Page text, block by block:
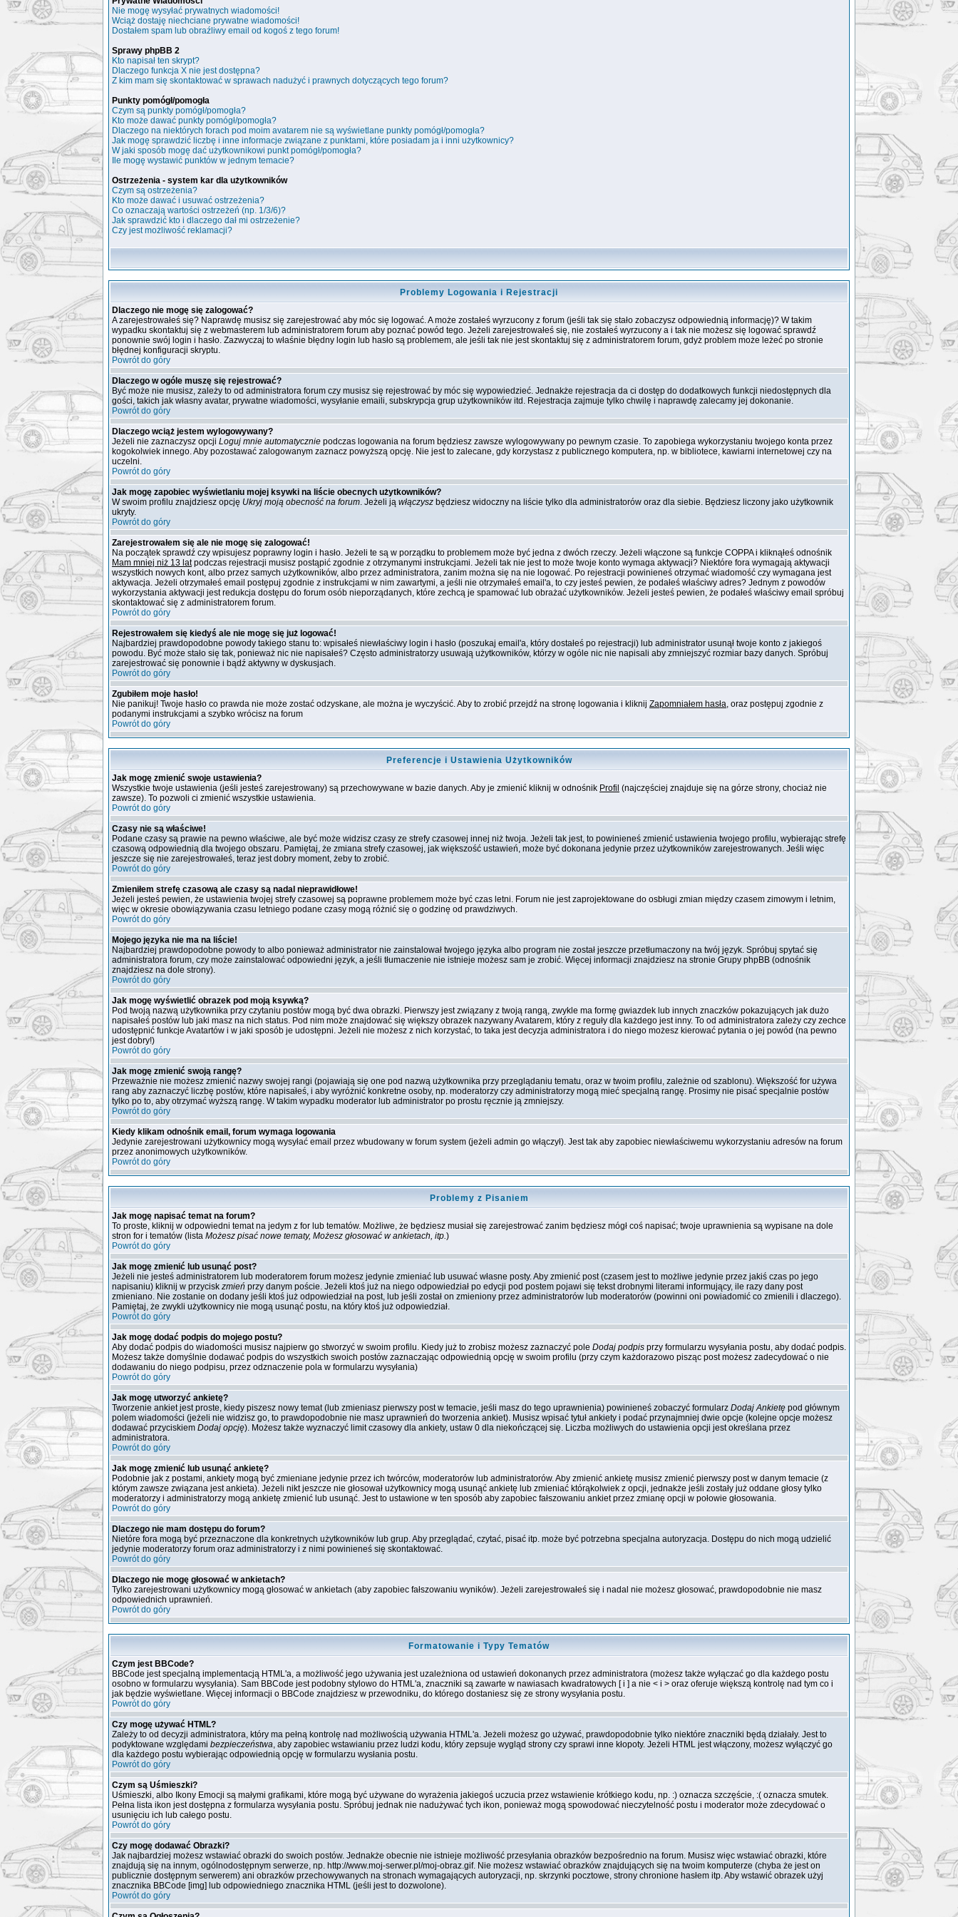
Nie mogę wysyłać prywatnych wiadomości!
Wciąż dostaję niechciane prywatne wiadomości!
Dostałem spam lub obraźliwy email od kogoś z tego forum!
Sprawy phpBB 2
Kto napisał ten skrypt?
Dlaczego funkcja X nie jest dostępna?
Z kim mam się skontaktować w sprawach nadużyć i prawnych dotyczących tego forum?
Punkty pomógł/pomogła
Czym są punkty pomógł/pomogła?
Kto może dawać punkty pomógł/pomogła?
Dlaczego na niektórych forach pod moim avatarem nie są wyświetlane punkty pomógł/pomogła?
Jak mogę sprawdzić liczbę i inne informacje związane z punktami, które posiadam ja i inni użytkownicy?
W jaki sposób mogę dać użytkownikowi punkt pomógł/pomogła?
Ile mogę wystawić punktów w jednym temacie?
Ostrzeżenia - system kar dla użytkowników
Czym są ostrzeżenia?
Kto może dawać i usuwać ostrzeżenia?
Co oznaczają wartości ostrzeżeń (np. 1/3/6)?
Jak sprawdzić kto i dlaczego dał mi ostrzeżenie?
Czy jest możliwość reklamacji?
Problemy Logowania i Rejestracji
Dlaczego nie mogę się zalogować?
A zarejestrowałeś się? Naprawdę musisz się zarejestrować aby móc się logować. A może zostałeś wyrzucony z forum (jeśli tak się stało zobaczysz odpowiednią informację)? W takim
wypadku skontaktuj się z webmasterem lub administratorem forum aby poznać powód tego. Jeżeli zarejestrowałeś się, nie zostałeś wyrzucony a i tak nie możesz się logować sprawdź
ponownie swój login i hasło. Zazwyczaj to właśnie błędny login lub hasło są problemem, ale jeśli tak nie jest skontaktuj się z administratorem forum, gdyż problem może leżeć po stronie
błędnej konfiguracji skryptu.
Powrót do góry
Dlaczego w ogóle muszę się rejestrować?
Być może nie musisz, zależy to od administratora forum czy musisz się rejestrować by móc się wypowiedzieć. Jednakże rejestracja da ci dostęp do dodatkowych funkcji niedostępnych dla
gości, takich jak własny avatar, prywatne wiadomości, wysyłanie emaili, subskrypcja grup użytkowników itd. Rejestracja zajmuje tylko chwilę i naprawdę zalecamy jej dokonanie.
Powrót do góry
Dlaczego wciąż jestem wylogowywany?
Jeżeli nie zaznaczysz opcji Loguj mnie automatycznie podczas logowania na forum będziesz zawsze wylogowywany po pewnym czasie. To zapobiega wykorzystaniu twojego konta przez
kogokolwiek innego. Aby pozostawać zalogowanym zaznacz powyższą opcję. Nie jest to zalecane, gdy korzystasz z publicznego komputera, np. w bibliotece, kawiarni internetowej czy na
uczelni.
Powrót do góry
Jak mogę zapobiec wyświetlaniu mojej ksywki na liście obecnych użytkowników?
W swoim profilu znajdziesz opcję Ukryj moją obecność na forum. Jeżeli ją włączysz będziesz widoczny na liście tylko dla administratorów oraz dla siebie. Będziesz liczony jako użytkownik
ukryty.
Powrót do góry
Zarejestrowałem się ale nie mogę się zalogować!
Na początek sprawdź czy wpisujesz poprawny login i hasło. Jeżeli te są w porządku to problemem może być jedna z dwóch rzeczy. Jeżeli włączone są funkcje COPPA i kliknąłeś odnośnik
Mam mniej niż 13 latpodczas rejestracji musisz postąpić zgodnie z otrzymanymi instrukcjami. Jeżeli tak nie jest to może twoje konto wymaga aktywacji? Niektóre fora wymagają aktywacji
wszystkich nowych kont, albo przez samych użytkowników, albo przez administratora, zanim można się na nie logować. Po rejestracji powinieneś otrzymać wiadomość czy wymagana jest
aktywacja. Jeżeli otrzymałeś email postępuj zgodnie z instrukcjami w nim zawartymi, a jeśli nie otrzymałeś email'a, to czy jesteś pewien, że podałeś właściwy adres? Jednym z powodów
wykorzystania aktywacji jest redukcja dostępu do forum osób nieporządanych, które zechcą je spamować lub obrażać użytkowników. Jeżeli jesteś pewien, że podałeś właściwy email spróbuj
skontaktować się z administratorem forum.
Powrót do góry
Rejestrowałem się kiedyś ale nie mogę się już logować!
Najbardziej prawdopodobne powody takiego stanu to: wpisałeś niewłaściwy login i hasło (poszukaj email'a, który dostałeś po rejestracji) lub administrator usunął twoje konto z jakiegoś
powodu. Być może stało się tak, ponieważ nic nie napisałeś? Często administratorzy usuwają użytkowników, którzy w ogóle nic nie napisali aby zmniejszyć rozmiar bazy danych. Spróbuj
zarejestrować się ponownie i bądź aktywny w dyskusjach.
Powrót do góry
Zgubiłem moje hasło!
Nie panikuj! Twoje hasło co prawda nie może zostać odzyskane, ale można je wyczyścić. Aby to zrobić przejdź na stronę logowania i kliknij Zapomniałem hasła, oraz postępuj zgodnie z
podanymi instrukcjami a szybko wrócisz na forum
Powrót do góry
Preferencje i Ustawienia Użytkowników
Jak mogę zmienić swoje ustawienia?
Wszystkie twoje ustawienia (jeśli jesteś zarejestrowany) są przechowywane w bazie danych. Aby je zmienić kliknij w odnośnik Profil (najczęściej znajduje się na górze strony, chociaż nie
zawsze). To pozwoli ci zmienić wszystkie ustawienia.
Powrót do góry
Czasy nie są właściwe!
Podane czasy są prawie na pewno właściwe, ale być może widzisz czasy ze strefy czasowej innej niż twoja. Jeżeli tak jest, to powinieneś zmienić ustawienia twojego profilu, wybierając strefę
czasową odpowiednią dla twojego obszaru. Pamiętaj, że zmiana strefy czasowej, jak większość ustawień, może być dokonana jedynie przez użytkowników zarejestrowanych. Jeśli więc
jeszcze się nie zarejestrowałeś, teraz jest dobry moment, żeby to zrobić.
Powrót do góry
Zmieniłem strefę czasową ale czasy są nadal nieprawidłowe!
Jeżeli jesteś pewien, że ustawienia twojej strefy czasowej są poprawne problemem może być czas letni. Forum nie jest zaprojektowane do osbługi zmian między czasem zimowym i letnim,
więc w okresie obowiązywania czasu letniego podane czasy mogą różnić się o godzinę od prawdziwych.
Powrót do góry
Mojego języka nie ma na liście!
Najbardziej prawdopodobne powody to albo ponieważ administrator nie zainstalował twojego języka albo program nie został jeszcze przetłumaczony na twój język. Spróbuj spytać się
administratora forum, czy może zainstalować odpowiedni język, a jeśli tłumaczenie nie istnieje możesz sam je zrobić. Więcej informacji znajdziesz na stronie Grupy phpBB (odnośnik
znajdziesz na dole strony).
Powrót do góry
Jak mogę wyświetlić obrazek pod moją ksywką?
Pod twoją nazwą użytkownika przy czytaniu postów mogą być dwa obrazki. Pierwszy jest związany z twoją rangą, zwykle ma formę gwiazdek lub innych znaczków pokazujących jak dużo
napisałeś postów lub jaki masz na nich status. Pod nim może znajdować się większy obrazek nazywany Avatarem, który z reguły dla każdego jest inny. To od administratora zależy czy zechce
udostępnić funkcje Avatartów i w jaki sposób je udostępni. Jeżeli nie możesz z nich korzystać, to taka jest decyzja administratora i do niego możesz kierować pytania o jej powód (na pewno
jest dobry!)
Powrót do góry
Jak mogę zmienić swoją rangę?
Przeważnie nie możesz zmienić nazwy swojej rangi (pojawiają się one pod nazwą użytkownika przy przeglądaniu tematu, oraz w twoim profilu, zależnie od szablonu). Większość for używa
rang aby zaznaczyć liczbę postów, które napisałeś, i aby wyróżnić konkretne osoby, np. moderatorzy czy administratorzy mogą mieć specjalną rangę. Prosimy nie pisać specjalnie postów
tylko po to, aby otrzymać wyższą rangę. W takim wypadku moderator lub administrator po prostu ręcznie ją zmniejszy.
Powrót do góry
Kiedy klikam odnośnik email, forum wymaga logowania
Jedynie zarejestrowani użytkownicy mogą wysyłać email przez wbudowany w forum system (jeżeli admin go włączył). Jest tak aby zapobiec niewłaściwemu wykorzystaniu adresów na forum
przez anonimowych użytkowników.
Powrót do góry
Problemy z Pisaniem
Jak mogę napisać temat na forum?
To proste, kliknij w odpowiedni temat na jedym z for lub tematów. Możliwe, że będziesz musiał się zarejestrować zanim będziesz mógł coś napisać; twoje uprawnienia są wypisane na dole
stron for i tematów (lista Możesz pisać nowe tematy, Możesz głosować w ankietach, itp.)
Powrót do góry
Jak mogę zmienić lub usunąć post?
Jeżeli nie jesteś administratorem lub moderatorem forum możesz jedynie zmieniać lub usuwać własne posty. Aby zmienić post (czasem jest to możliwe jedynie przez jakiś czas po jego
napisaniu) kliknij w przycisk zmień przy danym poście. Jeżeli ktoś już na niego odpowiedział po edycji pod postem pojawi się tekst drobnymi literami informujący, ile razy dany post
zmieniano. Nie zostanie on dodany jeśli ktoś już odpowiedział na post, lub jeśli został on zmieniony przez administratorów lub moderatorów (powinni oni powiadomić co zmienili i dlaczego).
Pamiętaj, że zwykli użytkownicy nie mogą usunąć postu, na który ktoś już odpowiedział.
Powrót do góry
Jak mogę dodać podpis do mojego postu?
Aby dodać podpis do wiadomości musisz najpierw go stworzyć w swoim profilu. Kiedy już to zrobisz możesz zaznaczyć pole Dodaj podpis przy formularzu wysyłania postu, aby dodać podpis.
Możesz także domyślnie dodawać podpis do wszystkich swoich postów zaznaczając odpowiednią opcję w swoim profilu (przy czym każdorazowo pisząc post możesz zadecydować o nie
dodawaniu do niego podpisu, przez odznaczenie pola w formularzu wysyłania)
Powrót do góry
Jak mogę utworzyć ankietę?
Tworzenie ankiet jest proste, kiedy piszesz nowy temat (lub zmieniasz pierwszy post w temacie, jeśli masz do tego uprawnienia) powinieneś zobaczyć formularz Dodaj Ankietę pod głównym
polem wiadomości (jeżeli nie widzisz go, to prawdopodobnie nie masz uprawnień do tworzenia ankiet). Musisz wpisać tytuł ankiety i podać przynajmniej dwie opcje (kolejne opcje możesz
dodawać przyciskiem Dodaj opcję). Możesz także wyznaczyć limit czasowy dla ankiety, ustaw 0 dla niekończącej się. Liczba możliwych do ustawienia opcji jest określana przez
administratora.
Powrót do góry
Jak mogę zmienić lub usunąć ankietę?
Podobnie jak z postami, ankiety mogą być zmieniane jedynie przez ich twórców, moderatorów lub administratorów. Aby zmienić ankietę musisz zmienić pierwszy post w danym temacie (z
którym zawsze związana jest ankieta). Jeżeli nikt jeszcze nie głosował użytkownicy mogą usunąć ankietę lub zmieniać którąkolwiek z opcji, jednakże jeśli zostały już oddane głosy tylko
moderatorzy i administratorzy mogą ankietę zmienić lub usunąć. Jest to ustawione w ten sposób aby zapobiec fałszowaniu ankiet przez zmianę opcji w połowie głosowania.
Powrót do góry
Dlaczego nie mam dostępu do forum?
Nietóre fora mogą być przeznaczone dla konkretnych użytkowników lub grup. Aby przeglądać, czytać, pisać itp. może być potrzebna specjalna autoryzacja. Dostępu do nich mogą udzielić
jedynie moderatorzy forum oraz administratorzy i z nimi powinieneś się skontaktować.
Powrót do góry
Dlaczego nie mogę głosować w ankietach?
Tylko zarejestrowani użytkownicy mogą głosować w ankietach (aby zapobiec fałszowaniu wyników). Jeżeli zarejestrowałeś się i nadal nie możesz głosować, prawdopodobnie nie masz
odpowiednich uprawnień.
Powrót do góry
Formatowanie i Typy Tematów
Czym jest BBCode?
BBCode jest specjalną implementacją HTML'a, a możliwość jego używania jest uzależniona od ustawień dokonanych przez administratora (możesz także wyłączać go dla każdego postu
osobno w formularzu wysyłania). Sam BBCode jest podobny stylowo do HTML'a, znaczniki są zawarte w nawiasach kwadratowych [ i ] a nie < i > oraz oferuje większą kontrolę nad tym co i
jak będzie wyświetlane. Więcej informacji o BBCode znajdziesz w przewodniku, do którego dostaniesz się ze strony wysyłania postu.
Powrót do góry
Czy mogę używać HTML?
Zależy to od decyzji administratora, który ma pełną kontrolę nad możliwością używania HTML'a. Jeżeli możesz go używać, prawdopodobnie tylko niektóre znaczniki będą działały. Jest to
podyktowane względami bezpieczeństwa, aby zapobiec wstawianiu przez ludzi kodu, który zepsuje wygląd strony czy sprawi inne kłopoty. Jeżeli HTML jest włączony, możesz wyłączyć go
dla każdego postu wybierając odpowiednią opcję w formularzu wysłania postu.
Powrót do góry
Czym są Uśmieszki?
Uśmieszki, albo Ikony Emocji są małymi grafikami, które mogą być używane do wyrażenia jakiegoś uczucia przez wstawienie krótkiego kodu, np. :) oznacza szczęście, :( oznacza smutek.
Pełna lista ikon jest dostępna z formularza wysyłania postu. Spróbuj jednak nie nadużywać tych ikon, ponieważ mogą spowodować nieczytelność postu i moderator może zdecydować o
usunięciu ich lub całego postu.
Powrót do góry
Czy mogę dodawać Obrazki?
Jak najbardziej możesz wstawiać obrazki do swoich postów. Jednakże obecnie nie istnieje możliwość przesyłania obrazków bezpośrednio na forum. Musisz więc wstawiać obrazki, które
znajdują się na innym, ogólnodostępnym serwerze, np. http://www.moj-serwer.pl/moj-obraz.gif. Nie możesz wstawiać obrazków znajdujących się na twoim komputerze (chyba że jest on
publicznie dostępnym serwerem) ani obrazków przechowywanych na stronach wymagających autoryzacji, np. skrzynki pocztowe, strony chronione hasłem itp. Aby wstawić obrazek użyj
znacznika BBCode [img] lub odpowiedniego znacznika HTML (jeśli jest to dozwolone).
Powrót do góry